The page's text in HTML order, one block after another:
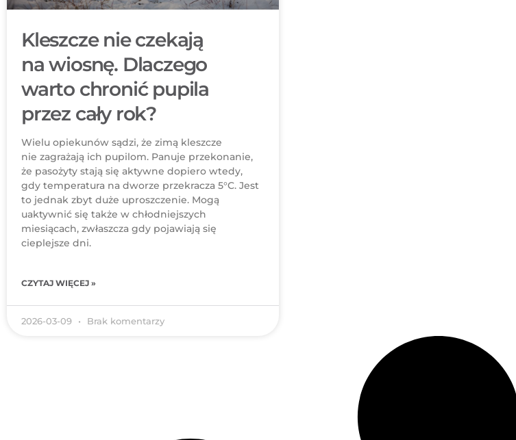
Kleszcze nie czekają
na wiosnę. Dlaczego
warto chronić pupila
przez cały rok?
Wielu opiekunów sądzi, że zimą kleszcze
nie zagrażają ich pupilom. Panuje przekonanie,
że pasożyty stają się aktywne dopiero wtedy,
gdy temperatura na dworze przekracza 5°C. Jest
to jednak zbyt duże uproszczenie. Mogą
uaktywnić się także w chłodniejszych
miesiącach, zwłaszcza gdy pojawiają się
cieplejsze dni.
CZYTAJ WIĘCEJ »
2026-03-09 Brak komentarzy